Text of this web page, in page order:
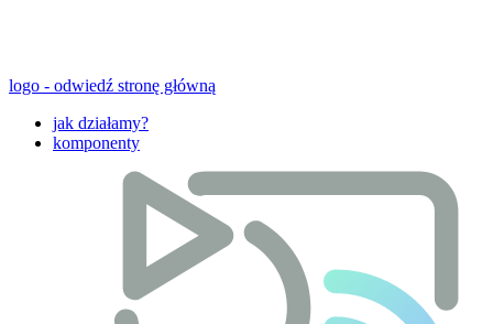
logo - odwiedź stronę główną
jak działamy?
komponenty